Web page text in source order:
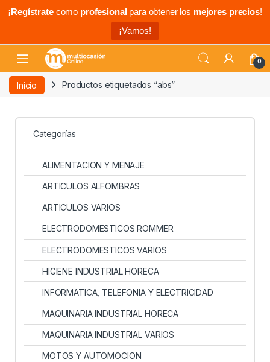
¡Regístratecomo profesionalpara obtener los mejores precios!
¡Vamos!
0
Inicio Productos etiquetados “abs”
Categorías
ALIMENTACION Y MENAJE
ARTICULOS ALFOMBRAS
ARTICULOS VARIOS
ELECTRODOMESTICOS ROMMER
ELECTRODOMESTICOS VARIOS
HIGIENE INDUSTRIAL HORECA
INFORMATICA, TELEFONIA Y ELECTRICIDAD
MAQUINARIA INDUSTRIAL HORECA
MAQUINARIA INDUSTRIAL VARIOS
MOTOS Y AUTOMOCION